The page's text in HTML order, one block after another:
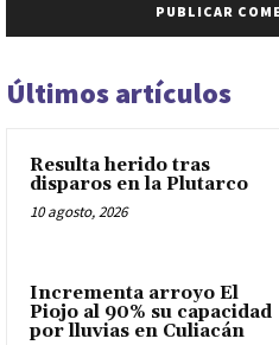
Últimos artículos
Resulta herido tras
disparos en la Plutarco
10 agosto, 2026
Incrementa arroyo El
Piojo al 90% su capacidad
por lluvias en Culiacán